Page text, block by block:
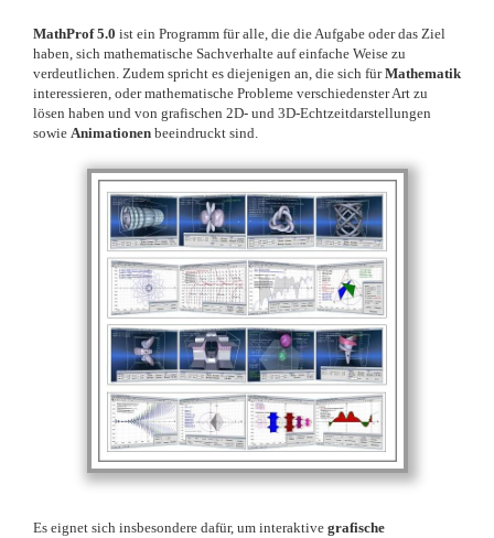
MathProf 5.0 ist ein Programm für alle, die die Aufgabe oder das Ziel
haben, sich mathematische Sachverhalte auf einfache Weise zu
verdeutlichen. Zudem spricht es diejenigen an, die sich fürMathematik
interessieren, oder mathematische Probleme verschiedenster Art zu
lösen haben und von grafischen 2D- und 3D-Echtzeitdarstellungen
sowie Animationen beeindruckt sind.
Es eignet sich insbesondere dafür, um interaktive grafische